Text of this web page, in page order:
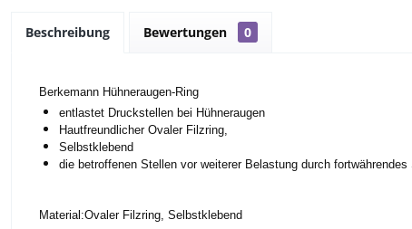
Beschreibung Bewertungen 0
Berkemann Hühneraugen-Ring
entlastet Druckstellen bei Hühneraugen
Hautfreundlicher Ovaler Filzring,
Selbstklebend
die betroffenen Stellen vor weiterer Belastung durch fortwährendes
Material:Ovaler Filzring, Selbstklebend